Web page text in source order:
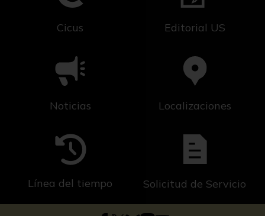
Cicus Editorial US
Noticias Localizaciones
Línea del tiempo Solicitud de Servicio